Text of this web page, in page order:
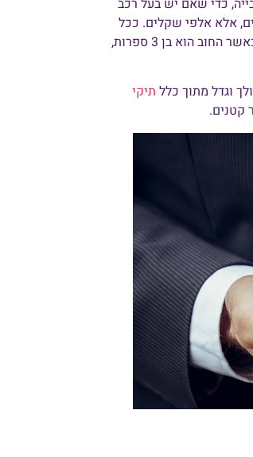
כדי שאם יש בעל רכב
אלא אלפי שקלים. ככל
הנראה מחמת ביקורת זו, הזכיינים מורים לעורכי הדין שלהם לפתוח תיק הוצל"פ כאשר החוב הוא בן 3 ספרות,
וגדל מתוך כלל תיקי
קטנים.